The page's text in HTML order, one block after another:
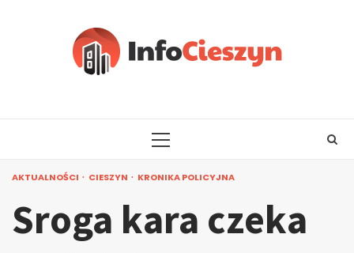
PRIMARY
AKTUALNOŚCI CIESZYN KRONIKA POLICYJNA
Sroga kara czeka